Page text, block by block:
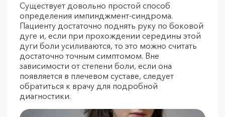
Существует довольно простой способ
определения импинджмент-синдрома.
Пациенту достаточно поднять руку по боковой
дуге и, если при прохождении середины этой
дуги боли усиливаются, то это можно считать
достаточно точным симптомом. Вне
зависимости от степени боли, если она
появляется в плечевом суставе, следует
обратиться к врачу для подробной
диагностики.